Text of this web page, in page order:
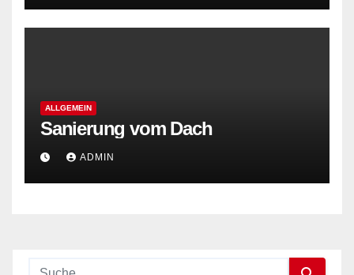
ALLGEMEIN
Sanierung vom Dach
ADMIN